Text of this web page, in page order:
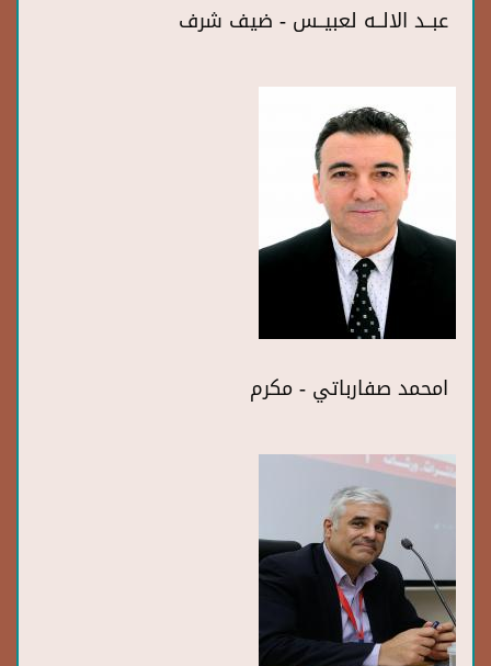
عبــد الالــه لعبيــس - ضيف شرف
امحمد صفارباتي - مكرم